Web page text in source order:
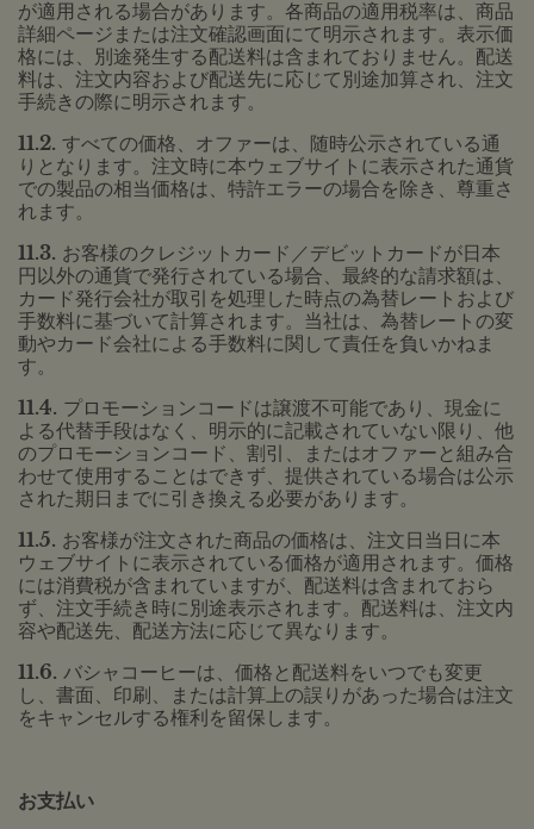
が適用される場合があります。各商品の適用税率は、商品
詳細ページまたは注文確認画面にて明示されます。表示価
格には、別途発生する配送料は含まれておりません。配送
料は、注文内容および配送先に応じて別途加算され、注文
手続きの際に明示されます。
11.2. すべての価格、オファーは、随時公示されている通
りとなります。注文時に本ウェブサイトに表示された通貨
での製品の相当価格は、特許エラーの場合を除き、尊重さ
れます。
11.3. お客様のクレジットカード／デビットカードが日本
円以外の通貨で発行されている場合、最終的な請求額は、
カード発行会社が取引を処理した時点の為替レートおよび
手数料に基づいて計算されます。当社は、為替レートの変
動やカード会社による手数料に関して責任を負いかねま
す。
11.4. プロモーションコードは譲渡不可能であり、現金に
よる代替手段はなく、明示的に記載されていない限り、他
のプロモーションコード、割引、またはオファーと組み合
わせて使用することはできず、提供されている場合は公示
された期日までに引き換える必要があります。
11.5. お客様が注文された商品の価格は、注文日当日に本
ウェブサイトに表示されている価格が適用されます。価格
には消費税が含まれていますが、配送料は含まれておら
ず、注文手続き時に別途表示されます。配送料は、注文内
容や配送先、配送方法に応じて異なります。
11.6. バシャコーヒーは、価格と配送料をいつでも変更
し、書面、印刷、または計算上の誤りがあった場合は注文
をキャンセルする権利を留保します。
お支払い